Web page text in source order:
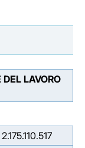
LAVORO
2.175.110.517